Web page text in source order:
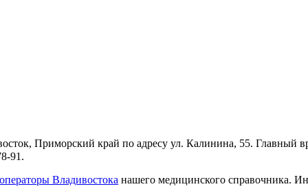
Приморский край по адресу ул. Калинина, 55. Главный
91.
Владивостока нашего медицинского справочника.